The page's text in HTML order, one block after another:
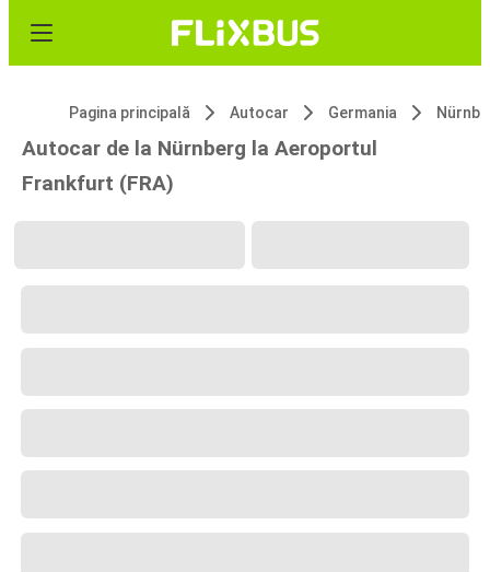
Pagina principală Autocar Germania
Autocar de la Nürnberg la Aeroportul
Frankfurt (FRA)